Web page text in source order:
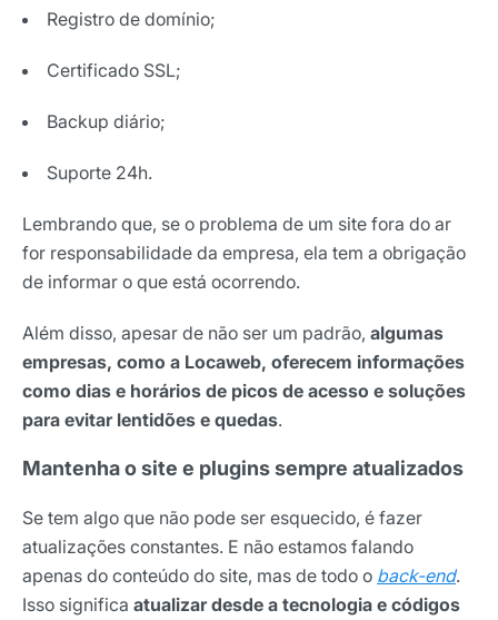
Registro de domínio;
Certificado SSL;
Backup diário;
Suporte 24h.
Lembrando que, se o problema de um site fora do ar
for responsabilidade da empresa, ela tem a obrigação
de informar o que está ocorrendo.
Além disso, apesar de não ser um padrão, algumas
empresas, como a Locaweb, oferecem informações
como dias e horários de picos de acesso e soluções
para evitar lentidões e quedas.
Mantenha o site e plugins sempre atualizados
Se tem algo que não pode ser esquecido, é fazer
atualizações constantes. E não estamos falando
apenas do conteúdo do site, mas de todo o back-end.
Isso significa atualizar desde a tecnologia e códigos